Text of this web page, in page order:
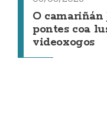
O
pontes coa
videoxogos